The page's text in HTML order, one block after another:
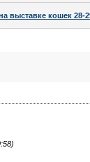
выставке кошек 28-